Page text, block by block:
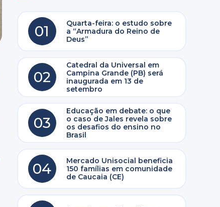
01
Quarta-feira: o estudo sobre
a “Armadura do Reino de
Deus”
02
Catedral da Universal em
Campina Grande (PB) será
inaugurada em 13 de
setembro
03
Educação em debate: o que
o caso de Jales revela sobre
os desafios do ensino no
Brasil
04
Mercado Unisocial beneficia
150 famílias em comunidade
de Caucaia (CE)